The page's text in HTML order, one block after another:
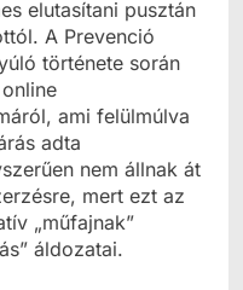
elutasítani pusztán
A Prevenció
története során
ami felülmúlva
adta
nem állnak át
mert ezt az
„műfajnak”
áldozatai.